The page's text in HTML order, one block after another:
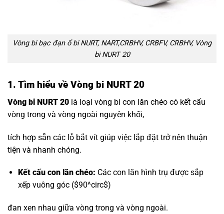
Vòng bi bạc đạn ổ bi NURT, NART,CRBHV, CRBFV, CRBHV, Vòng
bi NURT 20
1. Tìm hiểu về Vòng bi NURT 20
Vòng bi NURT 20 là loại vòng bi con lăn chéo có kết cấu
vòng trong và vòng ngoài nguyên khối,
tích hợp sẵn các lỗ bắt vít giúp việc lắp đặt trở nên thuận
tiện và nhanh chóng.
Kết cấu con lăn chéo: Các con lăn hình trụ được sắp
xếp vuông góc ($90^circ$)
đan xen nhau giữa vòng trong và vòng ngoài.